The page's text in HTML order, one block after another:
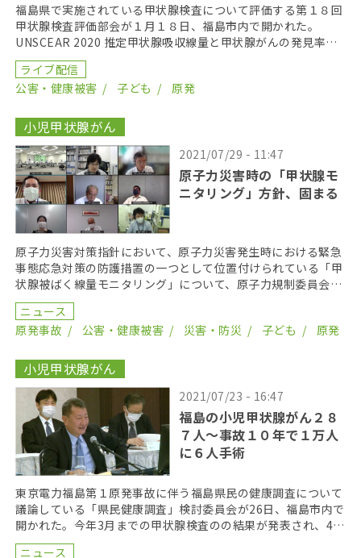
福島県で実施されている甲状腺検査について評価する第１８回
甲状腺検査評価部会が１月１８日、福島市内で開かれた。
UNSCEAR 2020 推定甲状腺吸収線量と甲状腺がんの発見率と
関連を分析した結果、被曝とがんの間に関連は見ら […]
ライブ配信
公害・健康被害
子ども 原発
小児甲状腺がん
2021/07/29 - 11:47
原子力災害時の「甲状腺モ
ニタリング」方針、固まる
原子力災害対策指針において、原子力災害発生時における緊急
事態応急対策の防護措置の一つとして位置付けられている「甲
状腺被ばく線量モニタリング」について、原子力規制委員会の
「緊急時の甲状腺被ば く線量モニタリングに関する検討 […]
ニュース
原発事故
公害・健康被害 災害・防災 子ども 原発
小児甲状腺がん
2021/07/23 - 16:47
福島の小児甲状腺がん２８
７人〜事故１０年で１万人
に６人手術
東京電力福島第１原発事故に伴う福島県民の健康調査について
議論している「県民健康調査」検討委員会が26日、福島市内で
開かれた。今年3月までの甲状腺検査のの結果が発表され、4巡
目で３人、25歳の節目検診で１人、穿刺細胞診で甲 […]
ニュース